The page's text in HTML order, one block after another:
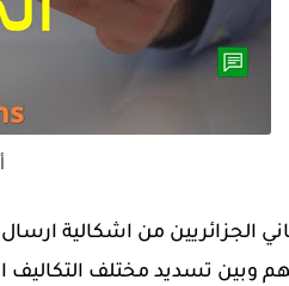
الجزائريين من اشكالية
وبين تسديد مختلف التكاليف